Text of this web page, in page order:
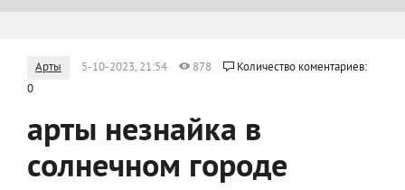
Арты 5-10-2023, 21:54 878
Количество коментариев:
0
арты незнайка в
солнечном городе